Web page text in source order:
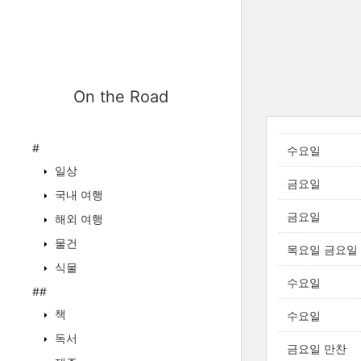
On the Road
#
일상
국내 여행
해외 여행
물건
식물
##
책
독서
수요일
금요일
금요일
목요일 금요일
수요일
수요일
금요일 만찬